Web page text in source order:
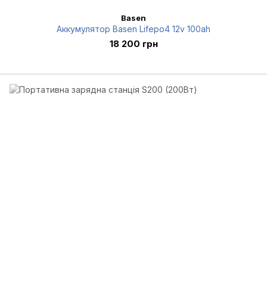
Basen
Аккумулятор Basen Lifepo4 12v 100ah
18 200 грн